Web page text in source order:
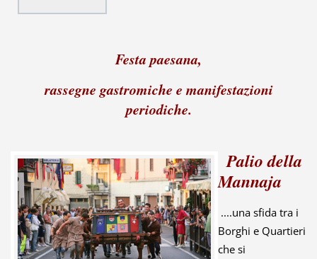
Festa paesana,
rassegne gastromiche e manifestazioni
periodiche.
Palio della
Mannaja
....una sfida tra i
Borghi e Quartieri
che si